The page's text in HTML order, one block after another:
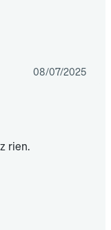
08/07/2025
rien.